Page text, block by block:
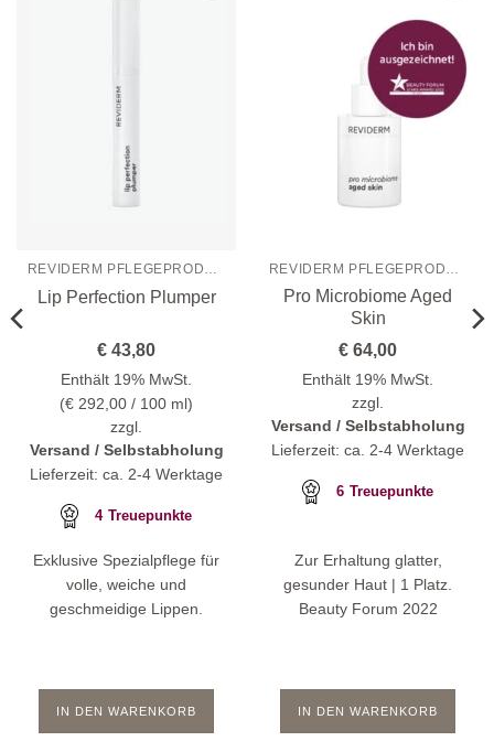
REVIDERM PFLEGEPRODUKTE
Lip Perfection Plumper
€ 43,80
Enthält 19% MwSt.
(€ 292,00/ 100 ml)
zzgl.
Versand / Selbstabholung
Lieferzeit: ca. 2-4 Werktage
4 Treuepunkte
Exklusive Spezialpflege für
volle, weiche und
geschmeidige Lippen.
IN DEN WARENKORB
Wunschliste
hinzufügen
REVIDERM PFLEGEPRODUKTE
Pro Microbiome Aged
Skin
€ 64,00
Enthält 19% MwSt.
zzgl.
Versand / Selbstabholung
Lieferzeit: ca. 2-4 Werktage
6 Treuepunkte
Zur Erhaltung glatter,
gesunder Haut | 1 Platz.
Beauty Forum 2022
IN DEN WARENKORB